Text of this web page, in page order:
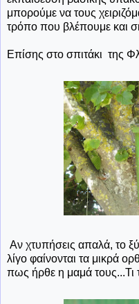
μπορούμε να τους
τρόπο που βλέπουμε και
Επίσης στο σπιτάκι της
Αν χτυπήσεις απαλά, το
λίγο φαίνονται τα μικρά
πως ήρθε η μαμά τους...Τι